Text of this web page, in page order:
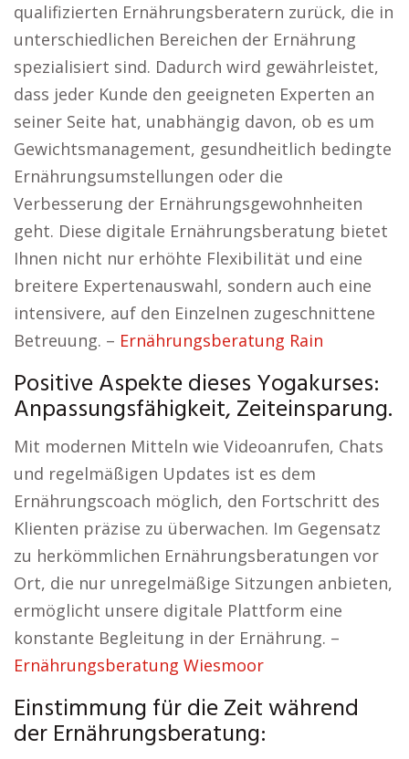
qualifizierten Ernährungsberatern zurück, die in
unterschiedlichen Bereichen der Ernährung
spezialisiert sind. Dadurch wird gewährleistet,
dass jeder Kunde den geeigneten Experten an
seiner Seite hat, unabhängig davon, ob es um
Gewichtsmanagement, gesundheitlich bedingte
Ernährungsumstellungen oder die
Verbesserung der Ernährungsgewohnheiten
geht. Diese digitale Ernährungsberatung bietet
Ihnen nicht nur erhöhte Flexibilität und eine
breitere Expertenauswahl, sondern auch eine
intensivere, auf den Einzelnen zugeschnittene
Betreuung. – Ernährungsberatung Rain
Positive Aspekte dieses Yogakurses:
Anpassungsfähigkeit, Zeiteinsparung.
Mit modernen Mitteln wie Videoanrufen, Chats
und regelmäßigen Updates ist es dem
Ernährungscoach möglich, den Fortschritt des
Klienten präzise zu überwachen. Im Gegensatz
zu herkömmlichen Ernährungsberatungen vor
Ort, die nur unregelmäßige Sitzungen anbieten,
ermöglicht unsere digitale Plattform eine
konstante Begleitung in der Ernährung. –
Ernährungsberatung Wiesmoor
Einstimmung für die Zeit während
der Ernährungsberatung: